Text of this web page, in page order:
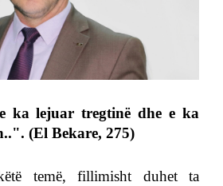
ka lejuar tregtinë dhe e ka
(El Bekare, 275)
temë, fillimisht duhet ta